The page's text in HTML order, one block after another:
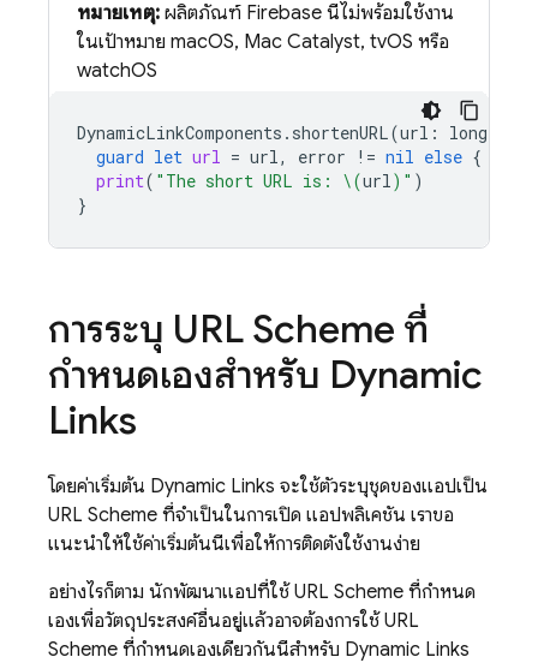
หมายเหตุ: ผลิตภัณฑ์ Firebase นี้ไม่พร้อมใช้งาน
ในเป้าหมาย macOS, Mac Catalyst, tvOS หรือ
watchOS
DynamicLinkComponents . shortenURL(url :
guard let url = url, error != nil else {
print( "The short URL is: \(url) " )
}
การระบุ URL Scheme ที่
กำหนดเองสำหรับ Dynamic
Links
โดยค่าเริ่มต้น Dynamic Links จะใช้ตัวระบุชุดของแอปเป็น
URL Scheme ที่จำเป็นในการเปิด แอปพลิเคชัน เราขอ
แนะนำให้ใช้ค่าเริ่มต้นนี้เพื่อให้การติดตั้งใช้งานง่าย
อย่างไรก็ตาม นักพัฒนาแอปที่ใช้ URL Scheme ที่กำหนด
เองเพื่อวัตถุประสงค์อื่นอยู่แล้วอาจต้องการใช้ URL
Scheme ที่กำหนดเองเดียวกันนี้สำหรับ Dynamic Links